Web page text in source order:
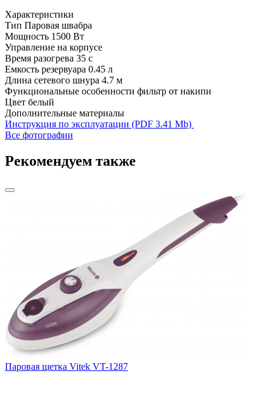
Характеристики
Тип Паровая швабра
Мощность 1500 Вт
Управление на корпусе
Время разогрева 35 с
Емкость резервуара 0.45 л
Длина сетевого шнура 4.7 м
Функциональные особенности фильтр от накипи
Цвет белый
Дополнительные материалы
Инструкция по эксплуатации (PDF 3.41 Mb)
Все фотографии
Рекомендуем также
Паровая щетка Vitek VT-1287